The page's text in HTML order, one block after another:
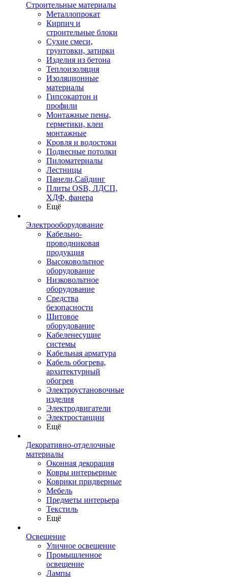
Строительные материалы
Металлопрокат
Кирпич и
строительные блоки
Сухие смеси,
грунтовки, затирки
Изделия из бетона
Теплоизоляция
Изоляционные
материалы
Гипсокартон и
профили
Монтажные пены,
герметики, клеи
монтажные
Кровля и водостоки
Подвесные потолки
Пиломатериалы
Лестницы
Панели,Сайдинг
Плиты OSB, ЛДСП,
ХДФ, фанера
Ещё
Электрооборудование
Кабельно-
проводниковая
продукция
Высоковольтное
оборудование
Низковольтное
оборудование
Средства
безопасности
Щитовое
оборудование
Кабеленесущие
системы
Кабельная арматура
Кабель обогрева,
архитектурный
обогрев
Электроустановочные
изделия
Электродвигатели
Электростанции
Ещё
Декоративно-отделочные
материалы
Оконная декорация
Ковры интерьерные
Коврики придверные
Мебель
Предметы интерьера
Текстиль
Ещё
Освещение
Уличное освещение
Промышленное
освещение
Лампы